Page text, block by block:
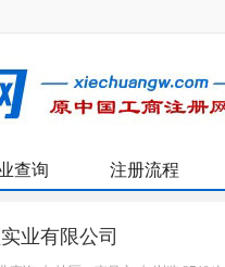
查询 注册流程
业有限公司